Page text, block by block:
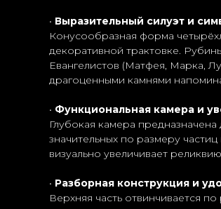
• Выразительный силуэт и
Конусообразная форма
декоративной трактовке.
Евангелистов (Матфея, Марка,
драгоценными камнями
• Функциональная камера и
Глубокая камера
значительных по размеру
визуально увеличивает
• Разборная конструкция и
Верхняя часть отвинчивается